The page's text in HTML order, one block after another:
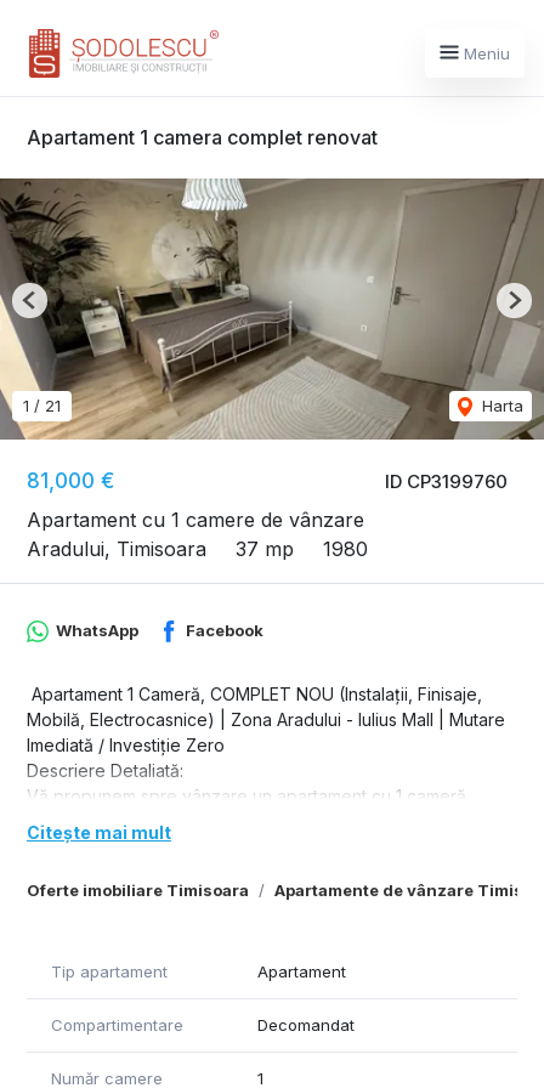
Meniu
Apartament 1 camera complet renovat
ID CP3199760
81,000 €
Apartament cu 1 camere de vânzare
Aradului, Timisoara
37 mp 1980
1 / 21 Harta
Previous
Oferte imobiliare Timisoara Apartamente de vânzare
WhatsApp Facebook
​ Apartament 1 Cameră, COMPLET NOU (Instalații, Finisaje,
Mobilă, Electrocasnice) | Zona Aradului - Iulius Mall | Mutare
Imediată / Investiție Zero
​Descriere Detaliată:
​Vă propunem spre vânzare un apartament cu 1 cameră
(Confort 1), situat în imediata proximitate a Iulius Mall (Zona
Aradului), complet reconfigurat și renovat de la zero.
lucrărilor de renovare, apartamentul NU a fost locuit deloc.
cu hainele, fără stresul șantierelor, al meșterilor sau al
bugetelor depășite.
​Puncte forte și îmbunătățiri de top (Renovare Capitală):
​INSTALAȚIE ELECTRICĂ SCHIMBATĂ INTEGRAL: Refăcută
complet de la zero pentru siguranță maximă. Au fost montate
Citește mai mult
Tip apartament Apartament
Compartimentare Decomandat
Număr camere 1